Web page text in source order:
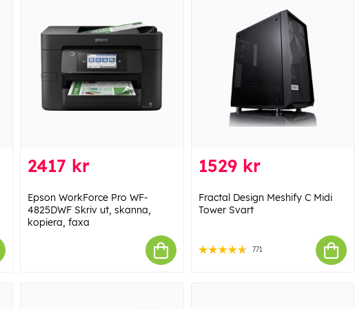
2417 kr
Epson WorkForce Pro WF-
4825DWF Skriv ut, skanna,
kopiera, faxa
1529 kr
Fractal Design Meshify C Midi
Tower Svart
771